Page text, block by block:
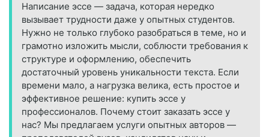
Написание эссе — задача, которая нередко
вызывает трудности даже у опытных студентов.
Нужно не только глубоко разобраться в теме, но и
грамотно изложить мысли, соблюсти требования к
структуре и оформлению, обеспечить
достаточный уровень уникальности текста. Если
времени мало, а нагрузка велика, есть простое и
эффективное решение: купить эссе у
профессионалов. Почему стоит заказать эссе у
нас? Мы предлагаем услуги опытных авторов —